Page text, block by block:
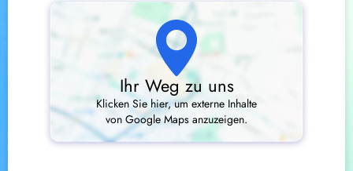
Ihr Weg zu uns
Klicken Sie hier, um externe Inhalte
von Google Maps anzuzeigen.